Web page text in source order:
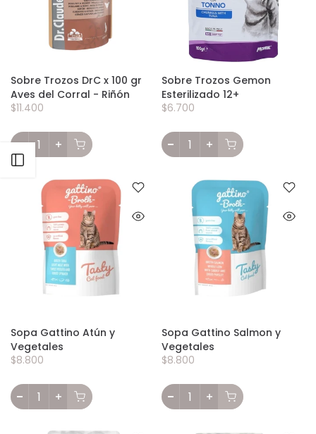
Abrir barra lateral
Sobre Trozos DrC x 100 gr
Aves del Corral - Riñón
$11.400
Sobre Trozos Gemon
Esterilizado 12+
$6.700
Sopa Gattino Atún y
Vegetales
$8.800
Sopa Gattino Salmon y
Vegetales
$8.800